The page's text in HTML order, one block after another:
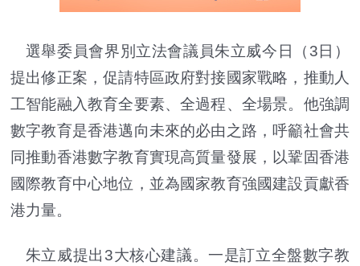
選舉委員會界別立法會議員朱立威今日（3日）
提出修正案，促請特區政府對接國家戰略，推動人
工智能融入教育全要素、全過程、全場景。他強調
數字教育是香港邁向未來的必由之路，呼籲社會共
同推動香港數字教育實現高質量發展，以鞏固香港
國際教育中心地位，並為國家教育強國建設貢獻香
港力量。
朱立威提出3大核心建議。一是訂立全盤數字教